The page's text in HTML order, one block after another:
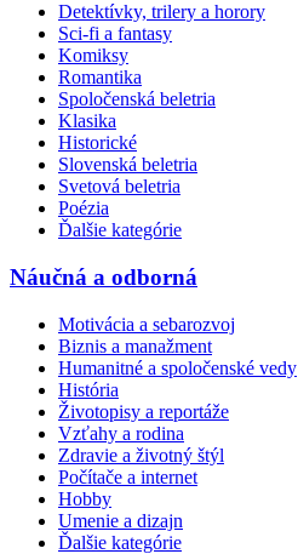
Detektívky, trilery a horory
Sci-fi a fantasy
Komiksy
Romantika
Spoločenská beletria
Klasika
Historické
Slovenská beletria
Svetová beletria
Poézia
Ďalšie kategórie
Náučná a odborná
Motivácia a sebarozvoj
Biznis a manažment
Humanitné a spoločenské vedy
História
Životopisy a reportáže
Vzťahy a rodina
Zdravie a životný štýl
Počítače a internet
Hobby
Umenie a dizajn
Ďalšie kategórie